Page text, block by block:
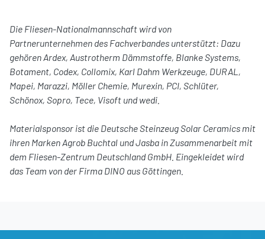
Die Fliesen-Nationalmannschaft wird von
Partnerunternehmen des Fachverbandes unterstützt: Dazu
gehören Ardex, Austrotherm Dämmstoffe, Blanke Systems,
Botament, Codex, Collomix, Karl Dahm Werkzeuge, DURAL,
Mapei, Marazzi, Möller Chemie, Murexin, PCI, Schlüter,
Schönox, Sopro, Tece, Visoft und wedi.
Materialsponsor ist die Deutsche Steinzeug Solar Ceramics mit
ihren Marken Agrob Buchtal und Jasba in Zusammenarbeit mit
dem Fliesen-Zentrum Deutschland GmbH. Eingekleidet wird
das Team von der Firma DINO aus Göttingen.